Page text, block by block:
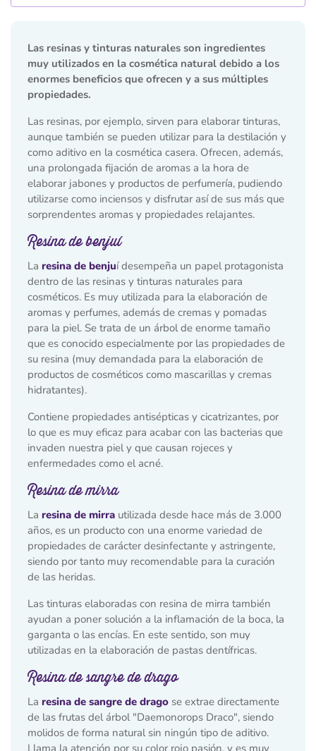
Las resinas y tinturas naturales son ingredientes
muy utilizados en la cosmética natural debido a los
enormes beneficios que ofrecen y a sus múltiples
propiedades.
Las resinas, por ejemplo, sirven para elaborar tinturas,
aunque también se pueden utilizar para la destilación y
como aditivo en la cosmética casera. Ofrecen, además,
una prolongada fijación de aromas a la hora de
elaborar jabones y productos de perfumería, pudiendo
utilizarse como inciensos y disfrutar así de sus más que
sorprendentes aromas y propiedades relajantes.
Resina de benjuí
La resina de benjuí desempeña un papel protagonista
dentro de las resinas y tinturas naturales para
cosméticos. Es muy utilizada para la elaboración de
aromas y perfumes, además de cremas y pomadas
para la piel. Se trata de un árbol de enorme tamaño
que es conocido especialmente por las propiedades de
su resina (muy demandada para la elaboración de
productos de cosméticos como mascarillas y cremas
hidratantes).
Contiene propiedades antisépticas y cicatrizantes, por
lo que es muy eficaz para acabar con las bacterias que
invaden nuestra piel y que causan rojeces y
enfermedades como el acné.
Resina de mirra
La resina de mirra utilizada desde hace más de 3.000
años, es un producto con una enorme variedad de
propiedades de carácter desinfectante y astringente,
siendo por tanto muy recomendable para la curación
de las heridas.
Las tinturas elaboradas con resina de mirra también
ayudan a poner solución a la inflamación de la boca, la
garganta o las encías. En este sentido, son muy
utilizadas en la elaboración de pastas dentífricas.
Resina de sangre de drago
La resina de sangre de drago se extrae directamente
de las frutas del árbol "Daemonorops Draco", siendo
molidos de forma natural sin ningún tipo de aditivo.
Llama la atención por su color rojo pasión, y es muy